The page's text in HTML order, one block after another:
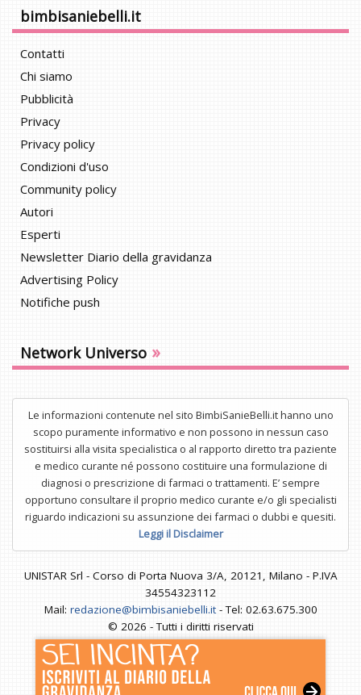
bimbisaniebelli.it
Contatti
Chi siamo
Pubblicità
Privacy
Privacy policy
Condizioni d'uso
Community policy
Autori
Esperti
Newsletter Diario della gravidanza
Advertising Policy
Notifiche push
Network Universo »
Le informazioni contenute nel sito BimbiSanieBelli.it hanno uno
scopo puramente informativo e non possono in nessun caso
sostituirsi alla visita specialistica o al rapporto diretto tra paziente
e medico curante né possono costituire una formulazione di
diagnosi o prescrizione di farmaci o trattamenti. E’ sempre
opportuno consultare il proprio medico curante e/o gli specialisti
riguardo indicazioni su assunzione dei farmaci o dubbi e quesiti.
Leggi il Disclaimer
UNISTAR Srl - Corso di Porta Nuova 3/A, 20121, Milano - P.IVA
34554323112
Mail: redazione@bimbisaniebelli.it- Tel: 02.63.675.300
© 2026 - Tutti i diritti riservati